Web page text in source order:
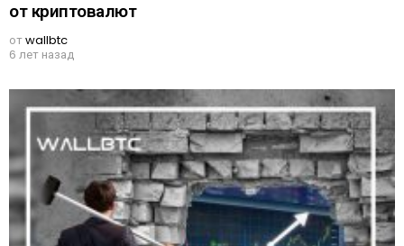
от криптовалют
отwallbtc
6 лет назад